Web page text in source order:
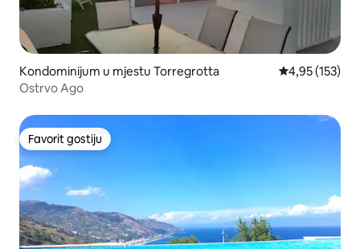
Kondominijum u mjestu Torregrotta prosječna
4,95 (153)
Ostrvo Ago
Favorit gostiju
Favorit gostiju